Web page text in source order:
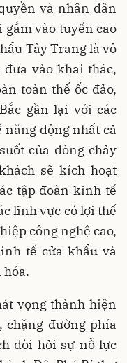
và nhân dân
vào tuyến cao
Tây Trang là vô
vào khai thác,
toàn thế ốc đảo,
gần lại với các
động nhất cả
của dòng chảy
sẽ kích hoạt
tập đoàn kinh tế
lĩnh vực có lợi thế
công nghệ cao,
tế cửa khẩu và
hóa.
vọng thành hiện
đường phía
đòi hỏi sự nỗ lực